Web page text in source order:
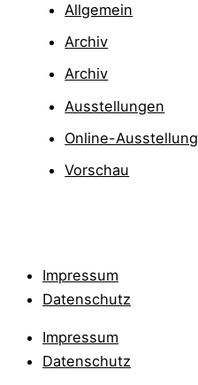
Allgemein
Archiv
Archiv
Ausstellungen
Online-Ausstellung
Vorschau
Impressum
Datenschutz
Impressum
Datenschutz